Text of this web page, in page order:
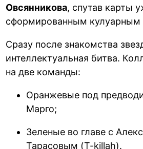
Овсянникова, спутав карты
сформированным кулуарным
Сразу после знакомства
интеллектуальная битва.
на две команды:
Оранжевые под
Марго;
Зеленые во главе с
Тарасовым (T-killah).